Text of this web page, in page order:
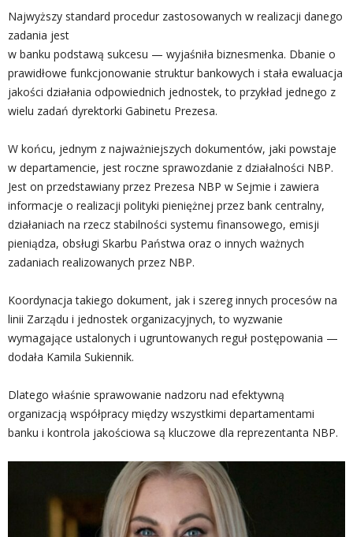
Najwyższy standard procedur zastosowanych w realizacji danego
zadania jest
w banku podstawą sukcesu — wyjaśniła biznesmenka. Dbanie o
prawidłowe funkcjonowanie struktur bankowych i stała ewaluacja
jakości działania odpowiednich jednostek, to przykład jednego z
wielu zadań dyrektorki Gabinetu Prezesa.
W końcu, jednym z najważniejszych dokumentów, jaki powstaje
w departamencie, jest roczne sprawozdanie z działalności NBP.
Jest on przedstawiany przez Prezesa NBP w Sejmie i zawiera
informacje o realizacji polityki pieniężnej przez bank centralny,
działaniach na rzecz stabilności systemu finansowego, emisji
pieniądza, obsługi Skarbu Państwa oraz o innych ważnych
zadaniach realizowanych przez NBP.
Koordynacja takiego dokument, jak i szereg innych procesów na
linii Zarządu i jednostek organizacyjnych, to wyzwanie
wymagające ustalonych i ugruntowanych reguł postępowania —
dodała Kamila Sukiennik.
Dlatego właśnie sprawowanie nadzoru nad efektywną
organizacją współpracy między wszystkimi departamentami
banku i kontrola jakościowa są kluczowe dla reprezentanta NBP.